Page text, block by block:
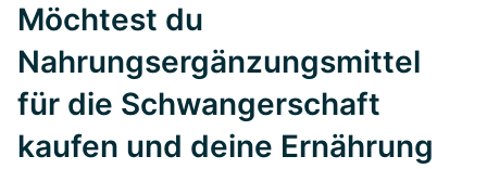
Möchtest du
Nahrungsergänzungsmittel
für die Schwangerschaft
kaufen und deine Ernährung